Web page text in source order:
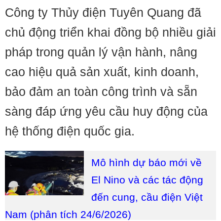
Công ty Thủy điện Tuyên Quang đã
chủ động triển khai đồng bộ nhiều giải
pháp trong quản lý vận hành, nâng
cao hiệu quả sản xuất, kinh doanh,
bảo đảm an toàn công trình và sẵn
sàng đáp ứng yêu cầu huy động của
hệ thống điện quốc gia.
Mô hình dự báo mới về
El Nino và các tác động
đến cung, cầu điện Việt
Nam (phân tích 24/6/2026)